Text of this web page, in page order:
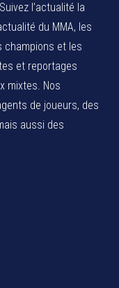
l’actualité la
du MMA, les
champions et les
et reportages
mixtes. Nos
de joueurs, des
aussi des